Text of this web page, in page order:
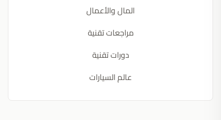
المال والأعمال
مراجعات تقنية
دورات تقنية
عالم السيارات